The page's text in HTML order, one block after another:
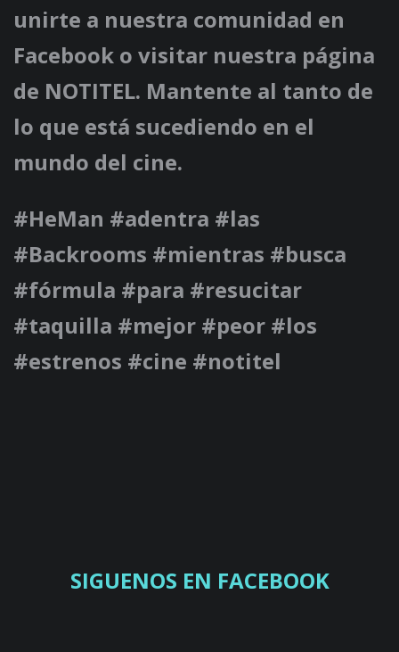
unirte a nuestra comunidad en
Facebook o visitar nuestra página
de NOTITEL. Mantente al tanto de
lo que está sucediendo en el
mundo del cine.
#HeMan #adentra #las
#Backrooms #mientras #busca
#fórmula #para #resucitar
#taquilla #mejor #peor #los
#estrenos #cine #notitel
SIGUENOS EN FACEBOOK